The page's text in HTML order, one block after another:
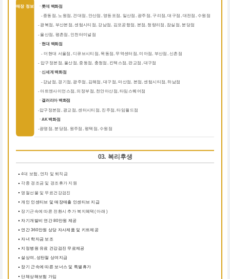
매장 정보 ㆍ롯데 백화점
-중동점, 노원점, 건대점, 안산점, 영등포점, 일산점, 광주점, 구리점, 대구점, 대전점, 수원점
-광복점, 부산본점, 센텀시티점, 강남점, 김포공항점, 본점, 청량리점, 잠실점, 분당점
-울산점, 평촌점, 인천터미널점
ㆍ현대 백화점
더현대 서울점, 디큐브시티점, 목동점, 무역센터점, 미아점, 부산점, 신촌점
- 압구정본점, 울산점, 중동점, 충청점, 킨텍스점, 판교점, 대구점
ㆍ신세계 백화점
강남점, 경기점, 광주점, 김해점, 대구점, 마산점, 본점, 센텀시티점, 하남점
-아트앤사이언스점, 의정부점, 천안아산점, 타임스퀘어점
ㆍ갤러리아 백화점
-압구정본점, 광교점, 센터시티점, 진주점, 타임월드점
ㆍAK 백화점
-광명점, 분당점, 원주점, 평택점, 수원점
03. 복리후생
4대 보험, 연차 및 퇴직금
각종 경조금 및 경조휴가 지원
명절선물 및 무료건강검진
개인 인센티브 및 매장매출 인센티브 지급
장기근속에 따른 전환시 추가 복지혜택( 아래 )
자기개발비 연간 80만원 제공
연간 360만원 상당 자사제품 및 키트제공
자녀 학자금 보조
지정병원 유료 건강검진 무료제공
설상여, 성탄절 상여지급
장기 근속에 따른 보너스 및 특별휴가
단체상해보험 가입